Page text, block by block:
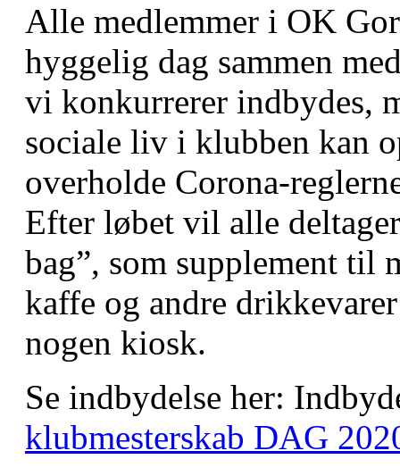
Alle medlemmer i OK
hyggelig dag sammen
vi konkurrerer indbydes,
sociale liv i klubben kan
overholde Corona-
Efter løbet vil alle
bag”, som supplement til
kaffe og andre
nogen kiosk.
Se indbydelse her:
klubmesterskab DAG